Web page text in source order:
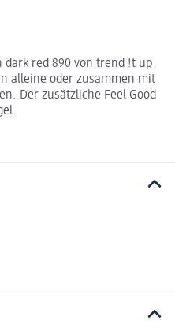
dark red 890 von trend !t up
alleine oder zusammen mit
Der zusätzliche Feel Good